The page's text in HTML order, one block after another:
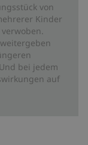
von
Kinder
bei jedem
auf